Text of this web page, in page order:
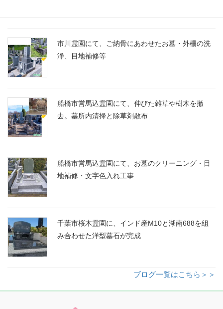
市川霊園にて、ご納骨にあわせたお墓・外柵の洗
浄、目地補修等
船橋市営馬込霊園にて、伸びた雑草や樹木を撤
去。墓所内清掃と除草剤散布
船橋市営馬込霊園にて、お墓のクリーニング・目
地補修・文字色入れ工事
千葉市桜木霊園に、インド産M10と湖南688を組
み合わせた洋型墓石が完成
ブログ一覧はこちら＞＞